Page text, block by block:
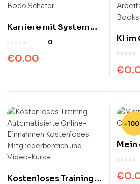
Karriere mit System –
Bodo Schäfer
0
€0.00
KI im
€
Kostenloses Training –
-
Mein
Kurs
€